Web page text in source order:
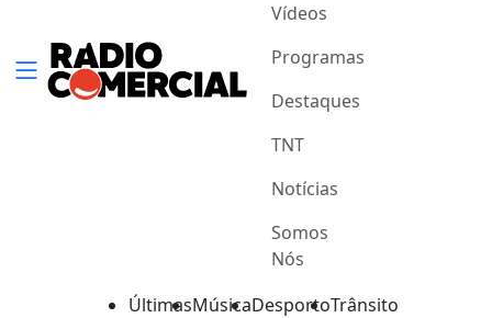
Vídeos
Programas
Destaques
TNT
Notícias
Somos
Nós
ÚltimasMúsicaDesportoTrânsito